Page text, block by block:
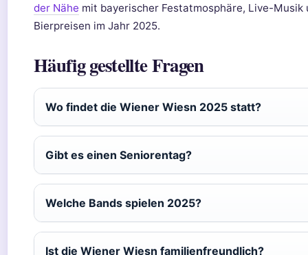
der Nähe mit bayerischer Festatmosphäre, Live-Musik
Bierpreisen im Jahr 2025.
Häufig gestellte Fragen
Wo findet die Wiener Wiesn 2025 statt?
Gibt es einen Seniorentag?
Welche Bands spielen 2025?
Ist die Wiener Wiesn familienfreundlich?